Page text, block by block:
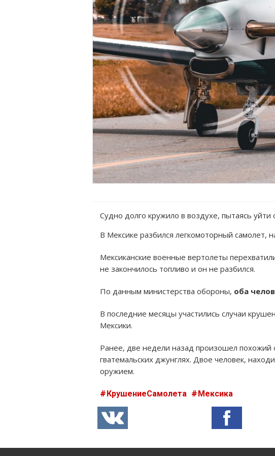
Судно долго кружило в воздухе, пытаясь уйти
В Мексике разбился легкомоторный самолет,
Мексиканские военные вертолеты
не закончилось топливо и он не разбился.
По данным министерства обороны, оба
В последние месяцы участились случаи
Мексики.
Ранее, две недели назад произошел похожий
гватемальских джунглях. Двое человек,
оружием.
КрушениеСамолета Мексика